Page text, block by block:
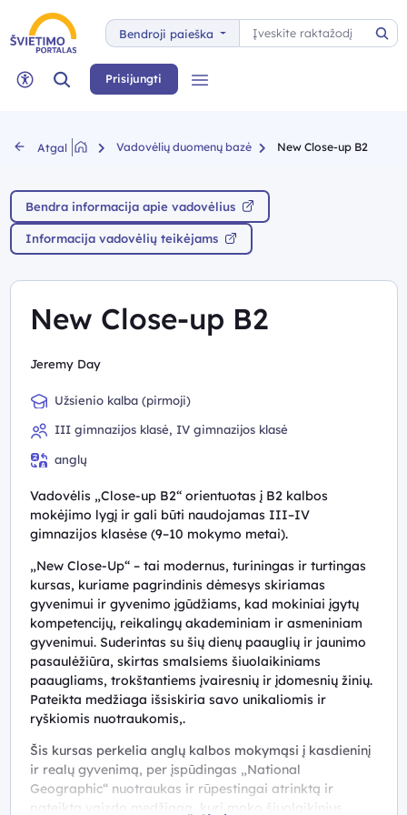
Bendroji paieška
Paieška
Neįgaliųjų rėžimas
Paieška Prisijungti
Atgal Vadovėlių duomenų bazė New Close-up B2
Bendra informacija apie vadovėlius
Informacija vadovėlių teikėjams
New Close-up B2
Jeremy Day
Užsienio kalba (pirmoji)
III gimnazijos klasė, IV gimnazijos klasė
anglų
Vadovėlis „Close-up B2“ orientuotas į B2 kalbos
mokėjimo lygį ir gali būti naudojamas III–IV
gimnazijos klasėse (9–10 mokymo metai).
„New Close-Up“ – tai modernus, turiningas ir turtingas
kursas, kuriame pagrindinis dėmesys skiriamas
gyvenimui ir gyvenimo įgūdžiams, kad mokiniai įgytų
kompetencijų, reikalingų akademiniam ir asmeniniam
gyvenimui. Suderintas su šių dienų paauglių ir jaunimo
pasaulėžiūra, skirtas smalsiems šiuolaikiniams
paaugliams, trokštantiems įvairesnių ir įdomesnių žinių.
Pateikta medžiaga išsiskiria savo unikaliomis ir
ryškiomis nuotraukomis,.
Šis kursas perkelia anglų kalbos mokymąsi į kasdieninį
ir realų gyvenimą, per įspūdingas „National
Geographic“ nuotraukas ir rūpestingai atrinktą ir
pateiktą vaizdo medžiagą, kuri moko šiuolaikinius